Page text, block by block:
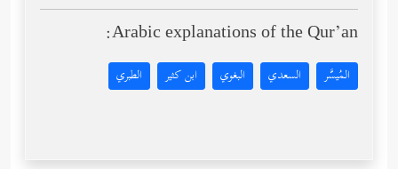
Arabic explanations of the Qur’an:
المُيسَّر السعدي البغوي ابن كثير الطبري